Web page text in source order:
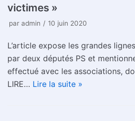
victimes »
par admin 10 juin 2020
L’article expose les grandes
par deux députés PS et
effectué avec les associations,
LIRE… Lire la suite »